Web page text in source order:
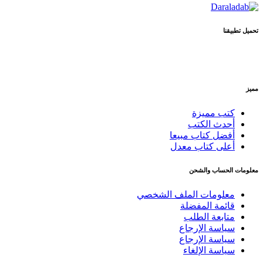
تحميل تطبيقنا
مميز
كتب مميزة
أحدث الكتب
أفضل كتاب مبيعا
أعلى كتاب معدل
معلومات الحساب والشحن
معلومات الملف الشخصي
قائمة المفضلة
متابعة الطلب
سياسة الإرجاع
سياسة الإرجاع
سياسة الإلغاء